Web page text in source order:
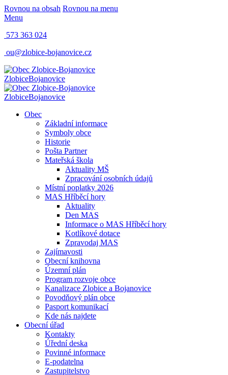
Rovnou na obsah Rovnou na menu
Menu
573 363 024
ou@zlobice-bojanovice.cz
ZlobiceBojanovice
ZlobiceBojanovice
Obec
Základní informace
Symboly obce
Historie
Pošta Partner
Mateřská škola
Aktuality MŠ
Zpracování osobních údajů
Místní poplatky 2026
MAS Hříběcí hory
Aktuality
Den MAS
Informace o MAS Hříběcí hory
Kotlíkové dotace
Zpravodaj MAS
Zajímavosti
Obecní knihovna
Územní plán
Program rozvoje obce
Kanalizace Zlobice a Bojanovice
Povodňový plán obce
Pasport komunikací
Kde nás najdete
Obecní úřad
Kontakty
Úřední deska
Povinné informace
E-podatelna
Zastupitelstvo